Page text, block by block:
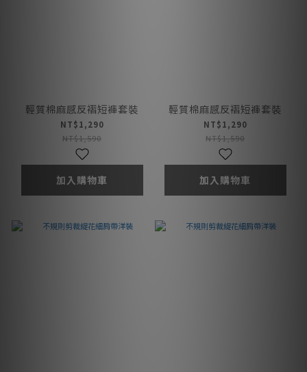
輕質棉麻感反褶短褲套裝
NT$1,290
NT$1,590
加入購物車
輕質棉麻感反褶短褲套裝
NT$1,290
NT$1,590
加入購物車